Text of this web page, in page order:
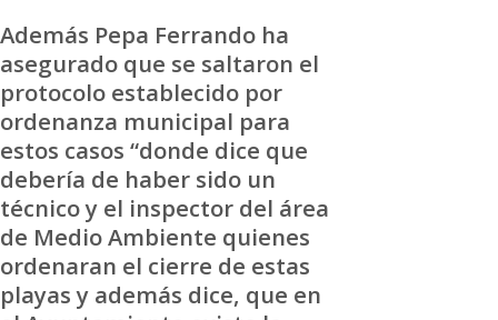
Además Pepa Ferrando ha
asegurado que se saltaron el
protocolo establecido por
ordenanza municipal para
estos casos “donde dice que
debería de haber sido un
técnico y el inspector del área
de Medio Ambiente quienes
ordenaran el cierre de estas
playas y además dice, que en